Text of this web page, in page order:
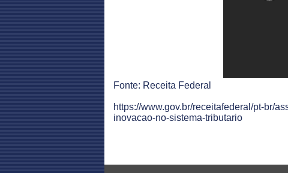
Fonte: Receita Federal
https://www.gov.br/receitafederal/pt-br/
inovacao-no-sistema-tributario